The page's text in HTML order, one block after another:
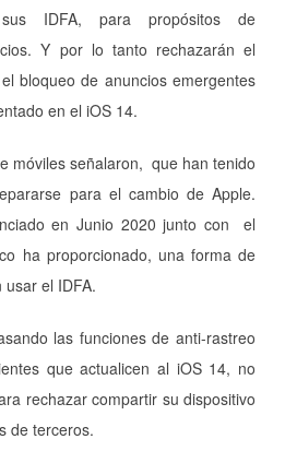
IDFA, para propósitos de
Y por lo tanto rechazarán el
bloqueo de anuncios emergentes
en el iOS 14.
móviles señalaron, que han tenido
para el cambio de Apple.
en Junio 2020 junto con el
ha proporcionado, una forma de
el IDFA.
las funciones de anti-rastreo
que actualicen al iOS 14, no
rechazar compartir su dispositivo
de terceros.